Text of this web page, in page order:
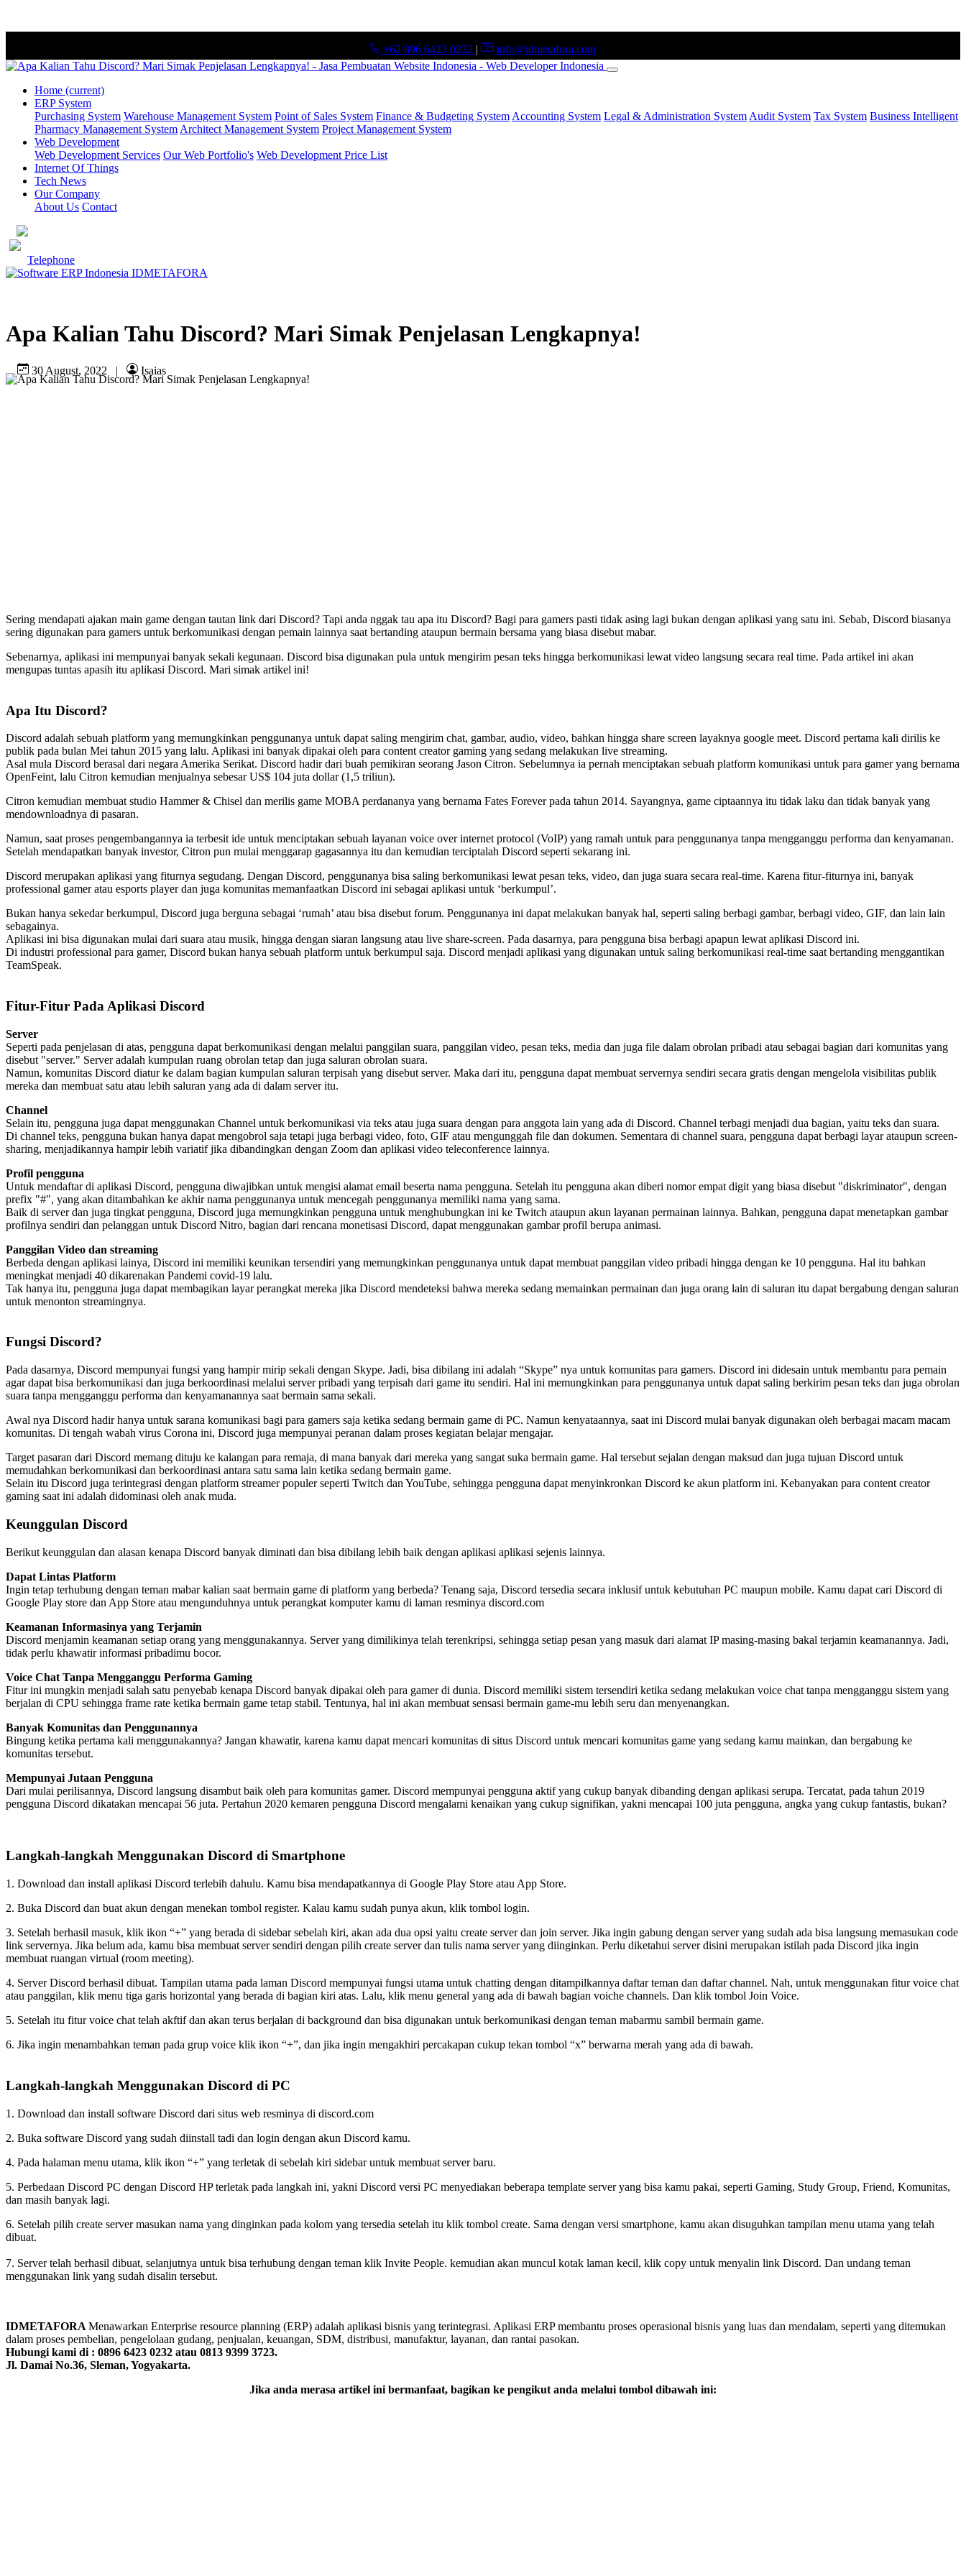
+62 896 6423 0232 | info@idmetafora.com
Home (current)
ERP System
Purchasing System Warehouse Management System Point of Sales System Finance & Budgeting System Accounting System Legal & Administration System Audit System Tax System Business Intelligent
Pharmacy Management System Architect Management System Project Management System
Web Development
Web Development Services Our Web Portfolio's Web Development Price List
Internet Of Things
Tech News
Our Company
About Us Contact
Telephone
Apa Kalian Tahu Discord? Mari Simak Penjelasan Lengkapnya!
30 August, 2022 | Isaias
Sering mendapati ajakan main game dengan tautan link dari Discord? Tapi anda nggak tau apa itu Discord? Bagi para gamers pasti tidak asing lagi bukan dengan aplikasi yang satu ini. Sebab, Discord biasanya
sering digunakan para gamers untuk berkomunikasi dengan pemain lainnya saat bertanding ataupun bermain bersama yang biasa disebut mabar.
Sebenarnya, aplikasi ini mempunyai banyak sekali kegunaan. Discord bisa digunakan pula untuk mengirim pesan teks hingga berkomunikasi lewat video langsung secara real time. Pada artikel ini akan
mengupas tuntas apasih itu aplikasi Discord. Mari simak artikel ini!
Apa Itu Discord?
Discord adalah sebuah platform yang memungkinkan penggunanya untuk dapat saling mengirim chat, gambar, audio, video, bahkan hingga share screen layaknya google meet. Discord pertama kali dirilis ke
publik pada bulan Mei tahun 2015 yang lalu. Aplikasi ini banyak dipakai oleh para content creator gaming yang sedang melakukan live streaming.
Asal mula Discord berasal dari negara Amerika Serikat. Discord hadir dari buah pemikiran seorang Jason Citron. Sebelumnya ia pernah menciptakan sebuah platform komunikasi untuk para gamer yang bernama
OpenFeint, lalu Citron kemudian menjualnya sebesar US$ 104 juta dollar (1,5 triliun).
Citron kemudian membuat studio Hammer & Chisel dan merilis game MOBA perdananya yang bernama Fates Forever pada tahun 2014. Sayangnya, game ciptaannya itu tidak laku dan tidak banyak yang
mendownloadnya di pasaran.
Namun, saat proses pengembangannya ia terbesit ide untuk menciptakan sebuah layanan voice over internet protocol (VoIP) yang ramah untuk para penggunanya tanpa mengganggu performa dan kenyamanan.
Setelah mendapatkan banyak investor, Citron pun mulai menggarap gagasannya itu dan kemudian terciptalah Discord seperti sekarang ini.
Discord merupakan aplikasi yang fiturnya segudang. Dengan Discord, penggunanya bisa saling berkomunikasi lewat pesan teks, video, dan juga suara secara real-time. Karena fitur-fiturnya ini, banyak
professional gamer atau esports player dan juga komunitas memanfaatkan Discord ini sebagai aplikasi untuk ‘berkumpul’.
Bukan hanya sekedar berkumpul, Discord juga berguna sebagai ‘rumah’ atau bisa disebut forum. Penggunanya ini dapat melakukan banyak hal, seperti saling berbagi gambar, berbagi video, GIF, dan lain lain
sebagainya.
Aplikasi ini bisa digunakan mulai dari suara atau musik, hingga dengan siaran langsung atau live share-screen. Pada dasarnya, para pengguna bisa berbagi apapun lewat aplikasi Discord ini.
Di industri professional para gamer, Discord bukan hanya sebuah platform untuk berkumpul saja. Discord menjadi aplikasi yang digunakan untuk saling berkomunikasi real-time saat bertanding menggantikan
TeamSpeak.
Fitur-Fitur Pada Aplikasi Discord
Server
Seperti pada penjelasan di atas, pengguna dapat berkomunikasi dengan melalui panggilan suara, panggilan video, pesan teks, media dan juga file dalam obrolan pribadi atau sebagai bagian dari komunitas yang
disebut "server." Server adalah kumpulan ruang obrolan tetap dan juga saluran obrolan suara.
Namun, komunitas Discord diatur ke dalam bagian kumpulan saluran terpisah yang disebut server. Maka dari itu, pengguna dapat membuat servernya sendiri secara gratis dengan mengelola visibilitas publik
mereka dan membuat satu atau lebih saluran yang ada di dalam server itu.
Channel
Selain itu, pengguna juga dapat menggunakan Channel untuk berkomunikasi via teks atau juga suara dengan para anggota lain yang ada di Discord. Channel terbagi menjadi dua bagian, yaitu teks dan suara.
Di channel teks, pengguna bukan hanya dapat mengobrol saja tetapi juga berbagi video, foto, GIF atau mengunggah file dan dokumen. Sementara di channel suara, pengguna dapat berbagi layar ataupun screen-
sharing, menjadikannya hampir lebih variatif jika dibandingkan dengan Zoom dan aplikasi video teleconference lainnya.
Profil pengguna
Untuk mendaftar di aplikasi Discord, pengguna diwajibkan untuk mengisi alamat email beserta nama pengguna. Setelah itu pengguna akan diberi nomor empat digit yang biasa disebut "diskriminator", dengan
prefix "#", yang akan ditambahkan ke akhir nama penggunanya untuk mencegah penggunanya memiliki nama yang sama.
Baik di server dan juga tingkat pengguna, Discord juga memungkinkan pengguna untuk menghubungkan ini ke Twitch ataupun akun layanan permainan lainnya. Bahkan, pengguna dapat menetapkan gambar
profilnya sendiri dan pelanggan untuk Discord Nitro, bagian dari rencana monetisasi Discord, dapat menggunakan gambar profil berupa animasi.
Panggilan Video dan streaming
Berbeda dengan aplikasi lainya, Discord ini memiliki keunikan tersendiri yang memungkinkan penggunanya untuk dapat membuat panggilan video pribadi hingga dengan ke 10 pengguna. Hal itu bahkan
meningkat menjadi 40 dikarenakan Pandemi covid-19 lalu.
Tak hanya itu, pengguna juga dapat membagikan layar perangkat mereka jika Discord mendeteksi bahwa mereka sedang memainkan permainan dan juga orang lain di saluran itu dapat bergabung dengan saluran
untuk menonton streamingnya.
Fungsi Discord?
Pada dasarnya, Discord mempunyai fungsi yang hampir mirip sekali dengan Skype. Jadi, bisa dibilang ini adalah “Skype” nya untuk komunitas para gamers. Discord ini didesain untuk membantu para pemain
agar dapat bisa berkomunikasi dan juga berkoordinasi melalui server pribadi yang terpisah dari game itu sendiri. Hal ini memungkinkan para penggunanya untuk dapat saling berkirim pesan teks dan juga obrolan
suara tanpa mengganggu performa dan kenyamanannya saat bermain sama sekali.
Awal nya Discord hadir hanya untuk sarana komunikasi bagi para gamers saja ketika sedang bermain game di PC. Namun kenyataannya, saat ini Discord mulai banyak digunakan oleh berbagai macam macam
komunitas. Di tengah wabah virus Corona ini, Discord juga mempunyai peranan dalam proses kegiatan belajar mengajar.
Target pasaran dari Discord memang dituju ke kalangan para remaja, di mana banyak dari mereka yang sangat suka bermain game. Hal tersebut sejalan dengan maksud dan juga tujuan Discord untuk
memudahkan berkomunikasi dan berkoordinasi antara satu sama lain ketika sedang bermain game.
Selain itu Discord juga terintegrasi dengan platform streamer populer seperti Twitch dan YouTube, sehingga pengguna dapat menyinkronkan Discord ke akun platform ini. Kebanyakan para content creator
gaming saat ini adalah didominasi oleh anak muda.
Keunggulan Discord
Berikut keunggulan dan alasan kenapa Discord banyak diminati dan bisa dibilang lebih baik dengan aplikasi aplikasi sejenis lainnya.
Dapat Lintas Platform
Ingin tetap terhubung dengan teman mabar kalian saat bermain game di platform yang berbeda? Tenang saja, Discord tersedia secara inklusif untuk kebutuhan PC maupun mobile. Kamu dapat cari Discord di
Google Play store dan App Store atau mengunduhnya untuk perangkat komputer kamu di laman resminya discord.com
Keamanan Informasinya yang Terjamin
Discord menjamin keamanan setiap orang yang menggunakannya. Server yang dimilikinya telah terenkripsi, sehingga setiap pesan yang masuk dari alamat IP masing-masing bakal terjamin keamanannya. Jadi,
tidak perlu khawatir informasi pribadimu bocor.
Voice Chat Tanpa Mengganggu Performa Gaming
Fitur ini mungkin menjadi salah satu penyebab kenapa Discord banyak dipakai oleh para gamer di dunia. Discord memiliki sistem tersendiri ketika sedang melakukan voice chat tanpa mengganggu sistem yang
berjalan di CPU sehingga frame rate ketika bermain game tetap stabil. Tentunya, hal ini akan membuat sensasi bermain game-mu lebih seru dan menyenangkan.
Banyak Komunitas dan Penggunannya
Bingung ketika pertama kali menggunakannya? Jangan khawatir, karena kamu dapat mencari komunitas di situs Discord untuk mencari komunitas game yang sedang kamu mainkan, dan bergabung ke
komunitas tersebut.
Mempunyai Jutaan Pengguna
Dari mulai perilisannya, Discord langsung disambut baik oleh para komunitas gamer. Discord mempunyai pengguna aktif yang cukup banyak dibanding dengan aplikasi serupa. Tercatat, pada tahun 2019
pengguna Discord dikatakan mencapai 56 juta. Pertahun 2020 kemaren pengguna Discord mengalami kenaikan yang cukup signifikan, yakni mencapai 100 juta pengguna, angka yang cukup fantastis, bukan?
Langkah-langkah Menggunakan Discord di Smartphone
1. Download dan install aplikasi Discord terlebih dahulu. Kamu bisa mendapatkannya di Google Play Store atau App Store.
2. Buka Discord dan buat akun dengan menekan tombol register. Kalau kamu sudah punya akun, klik tombol login.
3. Setelah berhasil masuk, klik ikon “+” yang berada di sidebar sebelah kiri, akan ada dua opsi yaitu create server dan join server. Jika ingin gabung dengan server yang sudah ada bisa langsung memasukan code
link servernya. Jika belum ada, kamu bisa membuat server sendiri dengan pilih create server dan tulis nama server yang diinginkan. Perlu diketahui server disini merupakan istilah pada Discord jika ingin
membuat ruangan virtual (room meeting).
4. Server Discord berhasil dibuat. Tampilan utama pada laman Discord mempunyai fungsi utama untuk chatting dengan ditampilkannya daftar teman dan daftar channel. Nah, untuk menggunakan fitur voice chat
atau panggilan, klik menu tiga garis horizontal yang berada di bagian kiri atas. Lalu, klik menu general yang ada di bawah bagian voiche channels. Dan klik tombol Join Voice.
5. Setelah itu fitur voice chat telah akftif dan akan terus berjalan di background dan bisa digunakan untuk berkomunikasi dengan teman mabarmu sambil bermain game.
6. Jika ingin menambahkan teman pada grup voice klik ikon “+”, dan jika ingin mengakhiri percakapan cukup tekan tombol “x” berwarna merah yang ada di bawah.
Langkah-langkah Menggunakan Discord di PC
1. Download dan install software Discord dari situs web resminya di discord.com
2. Buka software Discord yang sudah diinstall tadi dan login dengan akun Discord kamu.
4. Pada halaman menu utama, klik ikon “+” yang terletak di sebelah kiri sidebar untuk membuat server baru.
5. Perbedaan Discord PC dengan Discord HP terletak pada langkah ini, yakni Discord versi PC menyediakan beberapa template server yang bisa kamu pakai, seperti Gaming, Study Group, Friend, Komunitas,
dan masih banyak lagi.
6. Setelah pilih create server masukan nama yang dinginkan pada kolom yang tersedia setelah itu klik tombol create. Sama dengan versi smartphone, kamu akan disuguhkan tampilan menu utama yang telah
dibuat.
7. Server telah berhasil dibuat, selanjutnya untuk bisa terhubung dengan teman klik Invite People. kemudian akan muncul kotak laman kecil, klik copy untuk menyalin link Discord. Dan undang teman
menggunakan link yang sudah disalin tersebut.
IDMETAFORA Menawarkan Enterprise resource planning (ERP) adalah aplikasi bisnis yang terintegrasi. Aplikasi ERP membantu proses operasional bisnis yang luas dan mendalam, seperti yang ditemukan
dalam proses pembelian, pengelolaan gudang, penjualan, keuangan, SDM, distribusi, manufaktur, layanan, dan rantai pasokan.
Hubungi kami di : 0896 6423 0232 atau 0813 9399 3723.
Jl. Damai No.36, Sleman, Yogyakarta.
Jika anda merasa artikel ini bermanfaat, bagikan ke pengikut anda melalui tombol dibawah ini: